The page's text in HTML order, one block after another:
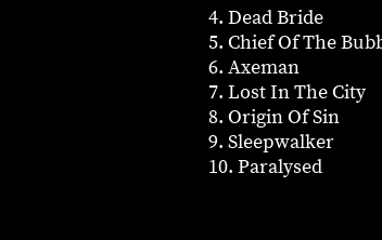
4. Dead Bride
5. Chief Of The
6. Axeman
7. Lost In The City
8. Origin Of Sin
9. Sleepwalker
10. Paralysed